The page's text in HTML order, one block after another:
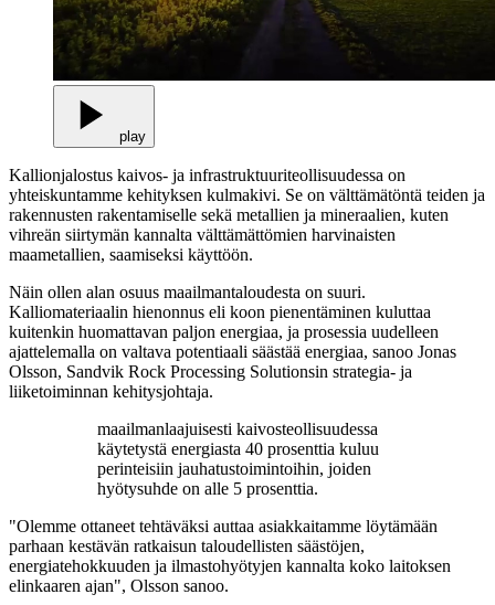
play
Kallionjalostus kaivos- ja infrastruktuuriteollisuudessa on
yhteiskuntamme kehityksen kulmakivi. Se on välttämätöntä teiden ja
rakennusten rakentamiselle sekä metallien ja mineraalien, kuten
vihreän siirtymän kannalta välttämättömien harvinaisten
maametallien, saamiseksi käyttöön.
Näin ollen alan osuus maailmantaloudesta on suuri.
Kalliomateriaalin hienonnus eli koon pienentäminen kuluttaa
kuitenkin huomattavan paljon energiaa, ja prosessia uudelleen
ajattelemalla on valtava potentiaali säästää energiaa, sanoo Jonas
Olsson, Sandvik Rock Processing Solutionsin strategia- ja
liiketoiminnan kehitysjohtaja.
maailmanlaajuisesti kaivosteollisuudessa
käytetystä energiasta 40 prosenttia kuluu
perinteisiin jauhatustoimintoihin, joiden
hyötysuhde on alle 5 prosenttia.
"Olemme ottaneet tehtäväksi auttaa asiakkaitamme löytämään
parhaan kestävän ratkaisun taloudellisten säästöjen,
energiatehokkuuden ja ilmastohyötyjen kannalta koko laitoksen
elinkaaren ajan", Olsson sanoo.